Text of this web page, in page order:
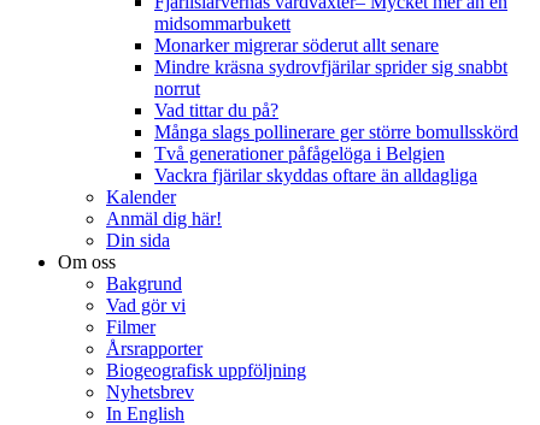
midsommarbukett
Monarker migrerar söderut allt senare
Mindre kräsna sydrovfjärilar sprider sig snabbt
norrut
Vad tittar du på?
Många slags pollinerare ger större bomullsskörd
Två generationer påfågelöga i Belgien
Vackra fjärilar skyddas oftare än alldagliga
Kalender
Anmäl dig här!
Din sida
Om oss
Bakgrund
Vad gör vi
Filmer
Årsrapporter
Biogeografisk uppföljning
Nyhetsbrev
In English